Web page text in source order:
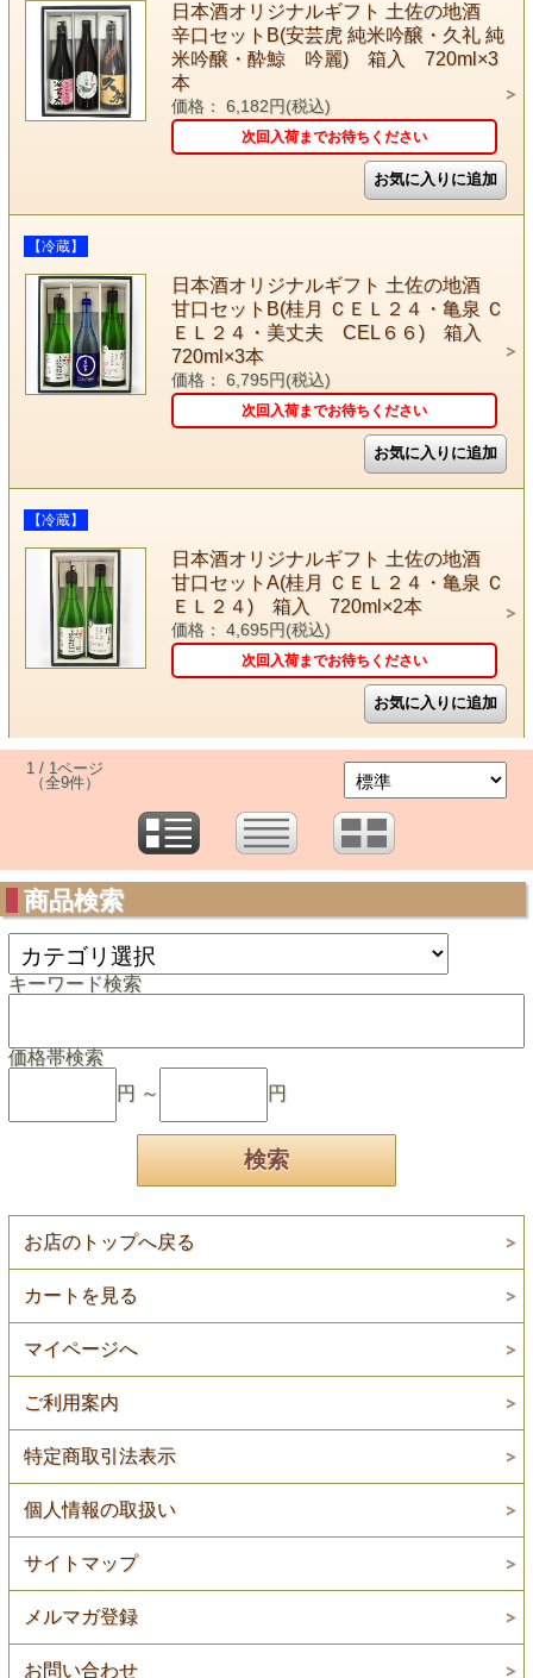
日本酒オリジナルギフト 土佐の地酒
辛口セットB(安芸虎 純米吟醸・久礼 純
米吟醸・酔鯨 吟麗) 箱入 720ml×3
本
価格： 6,182円(税込)
次回入荷までお待ちください
【冷蔵】
日本酒オリジナルギフト 土佐の地酒
甘口セットB(桂月 ＣＥＬ２４・亀泉 Ｃ
ＥＬ２４・美丈夫 CEL６６) 箱入
720ml×3本
価格： 6,795円(税込)
次回入荷までお待ちください
【冷蔵】
日本酒オリジナルギフト 土佐の地酒
甘口セットA(桂月 ＣＥＬ２４・亀泉 Ｃ
ＥＬ２４) 箱入 720ml×2本
価格： 4,695円(税込)
次回入荷までお待ちください
1 / 1ページ
（全9件）
商品検索
キーワード検索
価格帯検索
円 ～
円
お店のトップへ戻る
カートを見る
マイページへ
ご利用案内
特定商取引法表示
個人情報の取扱い
サイトマップ
メルマガ登録
お問い合わせ